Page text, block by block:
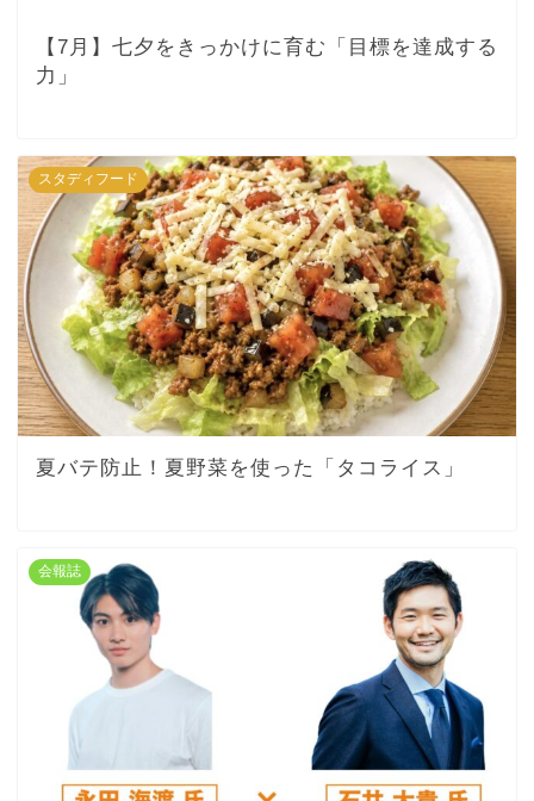
【7月】七夕をきっかけに育む「目標を達成する
力」
スタディフード
夏バテ防止！夏野菜を使った「タコライス」
会報誌